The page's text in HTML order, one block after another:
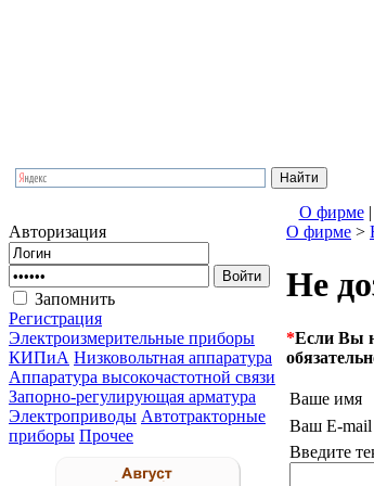
О фирме |
Авторизация
Запомнить
Регистрация
Электроизмерительные приборы
КИПиА Низковольтная аппаратура
Аппаратура высокочастотной связи
Запорно-регулирующая арматура
Электроприводы Автотракторные
приборы Прочее
О фирме >
Не
*Если Вы
Ваше имя
Ваш E-mail
Введите